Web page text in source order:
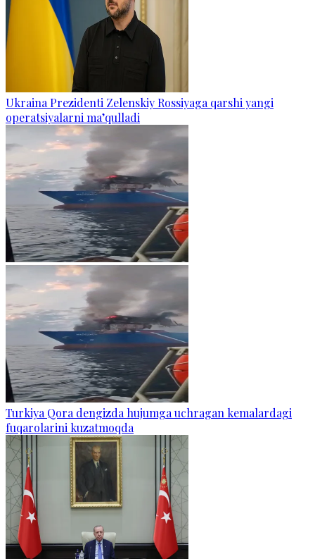
Ukraina Prezidenti Zelenskiy Rossiyaga qarshi yangi
operatsiyalarni ma’qulladi
Turkiya Qora dengizda hujumga uchragan kemalardagi
fuqarolarini kuzatmoqda